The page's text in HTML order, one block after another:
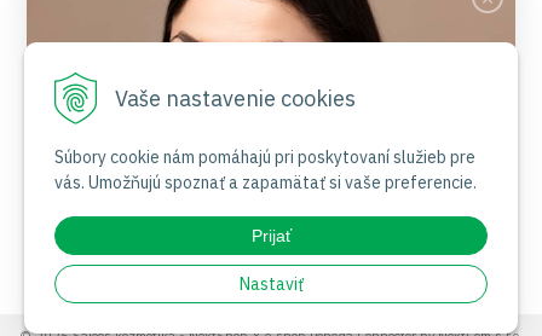
Vaše nastavenie cookies
Súbory cookie nám pomáhajú pri poskytovaní služieb pre
vás. Umožňujú spoznať a zapamätať si vaše preferencie.
Prijať
Nastaviť
Obchodné podmienky
Platby a poštovné
Ochrana osobných údajov
Certifikáty
NAŠE SOCIÁLNE SIETE
Jemnosť nesie jas
Nakupovať